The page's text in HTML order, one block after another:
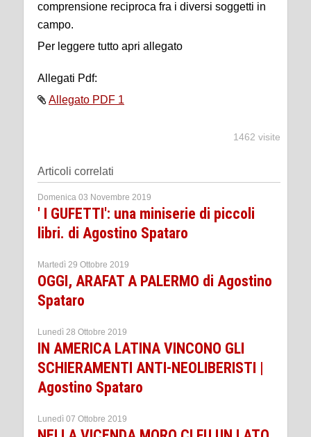
comprensione reciproca fra i diversi soggetti in
campo.
Per leggere tutto apri allegato
Allegati Pdf:
Allegato PDF 1
1462 visite
Articoli correlati
Domenica 03 Novembre 2019
' I GUFETTI': una miniserie di piccoli
libri. di Agostino Spataro
Martedì 29 Ottobre 2019
OGGI, ARAFAT A PALERMO di Agostino
Spataro
Lunedì 28 Ottobre 2019
IN AMERICA LATINA VINCONO GLI
SCHIERAMENTI ANTI-NEOLIBERISTI |
Agostino Spataro
Lunedì 07 Ottobre 2019